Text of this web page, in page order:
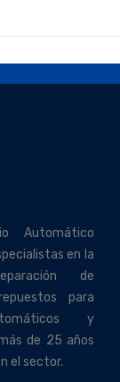
Automático
en la
de
para
y
de 25 años
el sector.